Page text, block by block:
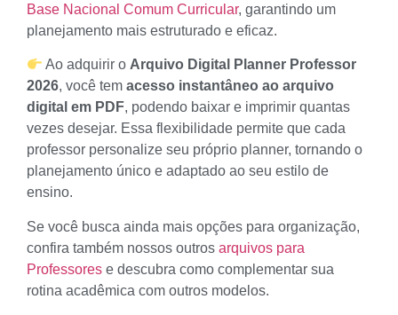
Base Nacional Comum Curricular, garantindo um
planejamento mais estruturado e eficaz.
Ao adquirir o Arquivo Digital Planner Professor
2026, você tem acesso instantâneo ao arquivo
digital em PDF, podendo baixar e imprimir quantas
vezes desejar. Essa flexibilidade permite que cada
professor personalize seu próprio planner, tornando o
planejamento único e adaptado ao seu estilo de
ensino.
Se você busca ainda mais opções para organização,
confira também nossos outros arquivos para
Professores e descubra como complementar sua
rotina acadêmica com outros modelos.